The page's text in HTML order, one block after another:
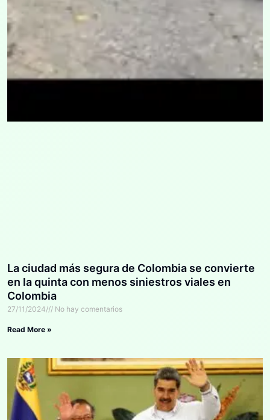
La ciudad más segura de Colombia se convierte
en la quinta con menos siniestros viales en
Colombia
27/11/2024 No hay comentarios
Read More »